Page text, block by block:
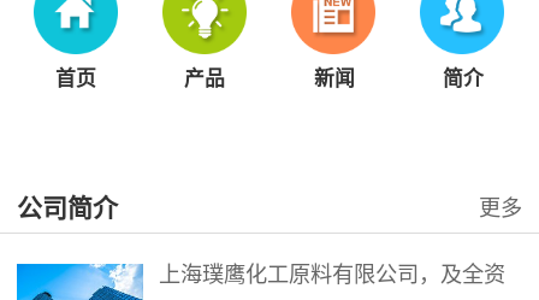
首页 产品 新闻 简介
公司简介 更多
上海璞鹰化工原料有限公司，及全资